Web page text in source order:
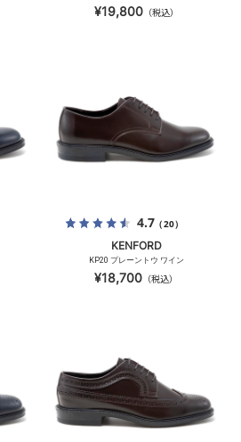
¥19,800（税込）
4.7（20）
KENFORD
KP20 プレーントウ ワイン
¥18,700 （税込）